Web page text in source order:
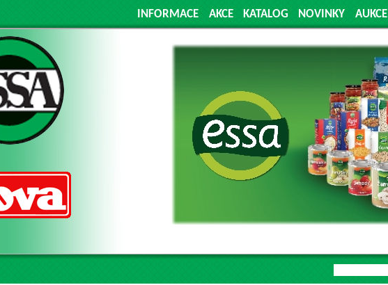
AUKCE
NOVINKY
KATALOG
AKCE
INFORMACE